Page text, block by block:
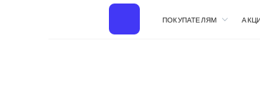
ПОКУПАТЕЛЯМ